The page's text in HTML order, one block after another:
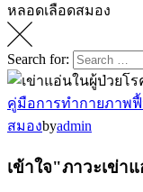
หลอดเลือดสมอง
Search for:
คู่มือการทำกายภาพ
สมองbyadmin
เข้าใจ"ภาวะเข่า